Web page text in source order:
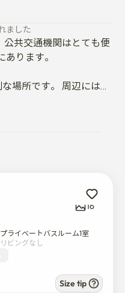
ました
共交通機関はとても便
あります。
場所です。 周辺には見
物です。
16
プライベートバスルーム1室
リビングなし
Size tip